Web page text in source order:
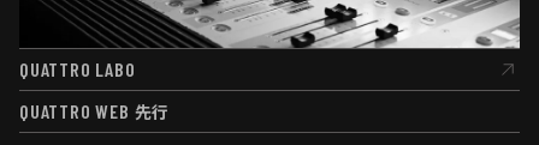
QUATTRO LABO
QUATTRO LABO
QUATTRO WEB 先行
QUATTRO WEB先行